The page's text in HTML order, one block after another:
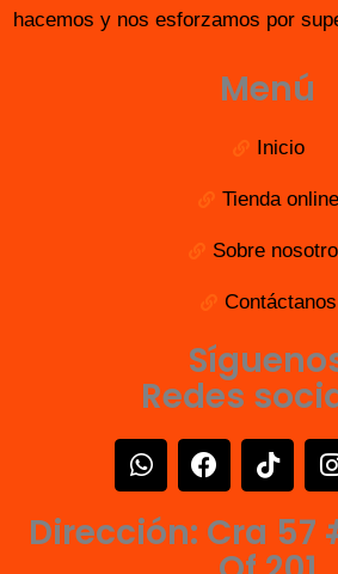
hacemos y nos esforzamos por
Menú
Inicio
Tienda online
Sobre
Contáctanos
Redes
W
h
t
F
a
e
T
i
o
I
t
Dirección: Cra 57